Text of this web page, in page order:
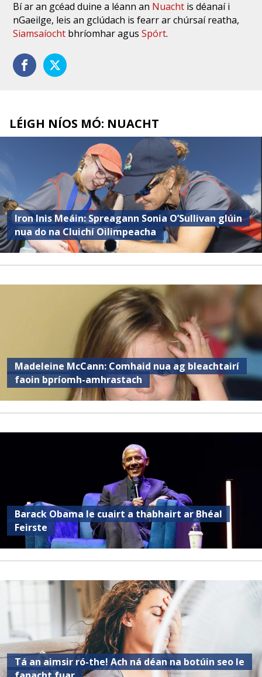
Bí ar an gcéad duine a léann an Nuacht is déanaí i
nGaeilge, leis an gclúdach is fearr ar chúrsaí reatha,
Siamsaíocht bhríomhar agusSpórt.
LÉIGH NÍOS MÓ: NUACHT
Iron Inis Meáin: Spreagann Sonia O’Sullivan glúin
nua do na Cluichí Oilimpeacha
Madeleine McCann: Comhaid nua ag bleachtairí
faoin bpríomh-amhrastach
Barack Obama le cuairt a thabhairt ar Bhéal
Feirste
Tá an aimsir ró-the! Ach ná déan na botúin seo le